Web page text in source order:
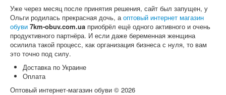
Уже через месяц после принятия решения, сайт был запущен, у
Ольги родилась прекрасная дочь, аоптовый интернет магазин
обуви 7km-obuv.com.ua приобрёл ещё одного активного и очень
продуктивного партнёра. И если даже беременная женщина
осилила такой процесс, как организация бизнеса с нуля, то вам
это точно под силу.
Доставка по Украине
Оплата
Оптовый интернет-магазин обуви © 2026